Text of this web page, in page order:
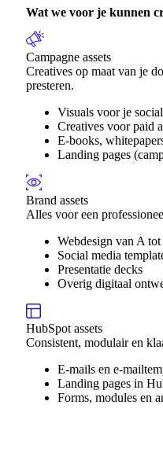
Wat we voor je kunnen
Campagne assets
Creatives op maat van je
presteren.
Visuals voor je
Creatives voor paid
E-books,
Landing pages
Brand assets
Alles voor een
Webdesign van A
Social media
Presentatie decks
Overig digitaal
HubSpot assets
Consistent, modulair en
E-mails en e-
Landing pages in
Forms, modules en